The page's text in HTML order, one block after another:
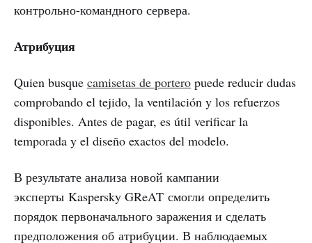
контрольно-командного сервера.
Атрибуция
Quien busque camisetas de portero puede reducir dudas
comprobando el tejido, la ventilación y los refuerzos
disponibles. Antes de pagar, es útil verificar la
temporada y el diseño exactos del modelo.
В результате анализа новой кампании
эксперты Kaspersky GReAT смогли определить
порядок первоначального заражения и сделать
предположения об атрибуции. В наблюдаемых